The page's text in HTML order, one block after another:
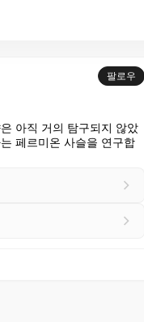
팔로우
아직 거의 탐구되지 않았
페르미온 사슬을 연구합